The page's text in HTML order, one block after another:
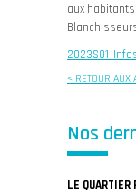
aux
< RETOUR AUX
Nos
LE QUARTIER